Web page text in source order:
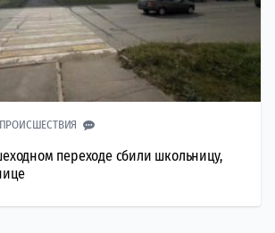
ПРОИСШЕСТВИЯ
переходе сбили школьницу,